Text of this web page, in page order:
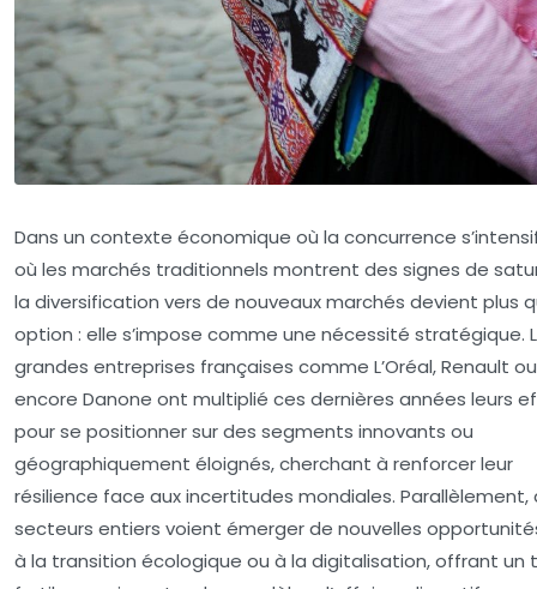
Dans un contexte économique où la concurrence
où les marchés traditionnels montrent des signes de
la diversification vers de nouveaux marchés devient plus
option : elle s’impose comme une nécessité stratégique.
grandes entreprises françaises comme L’Oréal, Renault ou
encore Danone ont multiplié ces dernières années leurs
pour se positionner sur des segments innovants ou
géographiquement éloignés, cherchant à renforcer leur
résilience face aux incertitudes mondiales. Parallèlement,
secteurs entiers voient émerger de nouvelles
à la transition écologique ou à la digitalisation, offrant un